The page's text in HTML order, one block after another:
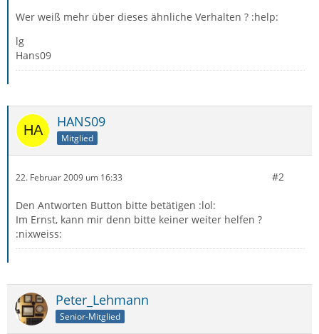
Wer weiß mehr über dieses ähnliche Verhalten ? :help:
lg
Hans09
HANS09
Mitglied
22. Februar 2009 um 16:33 #2
Den Antworten Button bitte betätigen :lol:
Im Ernst, kann mir denn bitte keiner weiter helfen ?
:nixweiss:
Peter_Lehmann
Senior-Mitglied